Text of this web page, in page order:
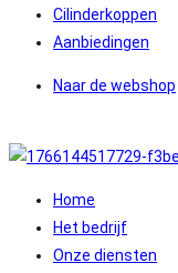
Cilinderkoppen
Aanbiedingen
Naar de webshop
Home
Het bedrijf
Onze diensten